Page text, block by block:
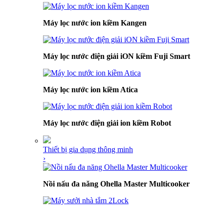
Máy lọc nước ion kiềm Kangen
Máy lọc nước điện giải iON kiềm Fuji Smart
Máy lọc nước ion kiềm Atica
Máy lọc nước điện giải ion kiềm Robot
Thiết bị gia dụng thông minh
›
Nồi nấu đa năng Ohella Master Multicooker